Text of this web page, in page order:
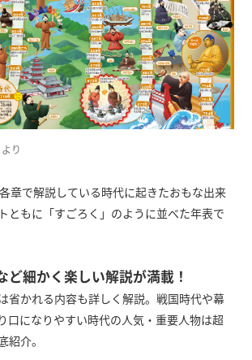
り
章で解説している時代に起きたおもな出来
ともに「すごろく」のように並べた年表で
ど細かく楽しい解説が満載！
省かれる内容も詳しく解説。戦国時代や幕
口になりやすい時代の人気・重要人物は超
紹介。